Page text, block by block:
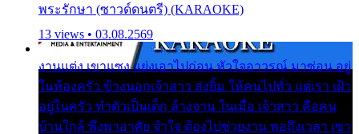
พระรักษา (ซาวด์ดนตรี) (KARAOKE)
13 views • 03.08.2569
งานแต่ง เขาแซง แย่งเอาไปก่อน หัวใจอาวรณ์ มาซ่อน อยู่
ในห้องครัว ข้างนอกเจ้าสาว ส่งยิ้ม ให้คนไปทั่ว แต่เรา เฝ้า
อยู่ในครัว ทำตัวเป็นเด็ก ล้างจาน ในเมื่อ เจ้าสาว คือคน
บ้านใกล้ พึ่งพาอาศัย จำใจ ต้องไปช่วยงาน พอถึงเวลา เขา